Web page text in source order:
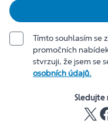
Tímto souhlasím se
promočních
stvrzuji, že jsem se
osobních údajů.
Sledujte